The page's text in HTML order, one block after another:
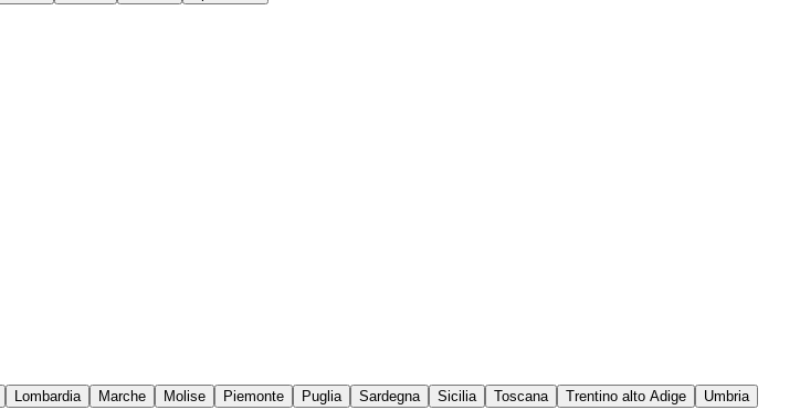
Lombardia Marche Molise Piemonte Puglia Sardegna Sicilia Toscana Trentino alto Adige
Umbria